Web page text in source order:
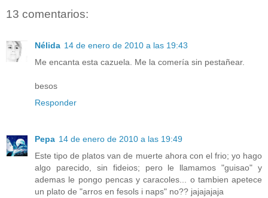
13 comentarios:
Nélida 14 de enero de 2010 a las 19:43
Me encanta esta cazuela. Me la comería sin pestañear.
besos
Responder
Pepa 14 de enero de 2010 a las 19:49
Este tipo de platos van de muerte ahora con el frio; yo hago
algo parecido, sin fideios; pero le llamamos "guisao" y
ademas le pongo pencas y caracoles... o tambien apetece
un plato de "arros en fesols i naps" no?? jajajajaja